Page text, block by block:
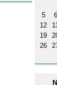
5
6
12
19
26